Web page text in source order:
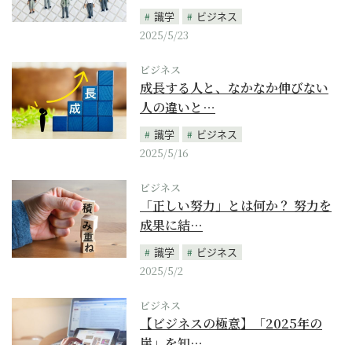
識学
ビジネス
2025/5/23
ビジネス
成長する人と、なかなか伸びない
人の違いと…
識学
ビジネス
2025/5/16
ビジネス
「正しい努力」とは何か？ 努力を
成果に結…
識学
ビジネス
2025/5/2
ビジネス
【ビジネスの極意】「2025年の